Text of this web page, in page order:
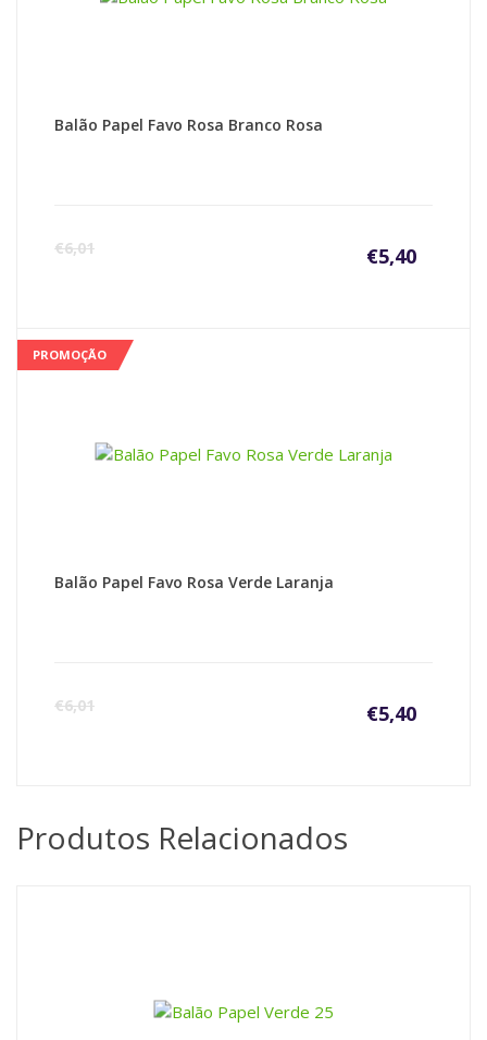
Balão Papel Favo Rosa Branco Rosa
€6,01 €5,40
PROMOÇÃO
Balão Papel Favo Rosa Verde Laranja
€6,01 €5,40
Produtos Relacionados